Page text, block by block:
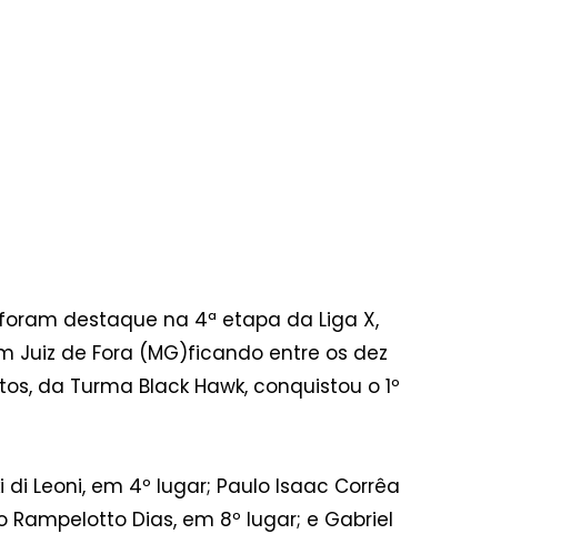
destaque na 4ª etapa da Liga X,
Juiz de Fora (MG)ficando entre os dez
da Turma Black Hawk, conquistou o 1º
Leoni, em 4º lugar; Paulo Isaac Corrêa
Rampelotto Dias, em 8º lugar; e Gabriel